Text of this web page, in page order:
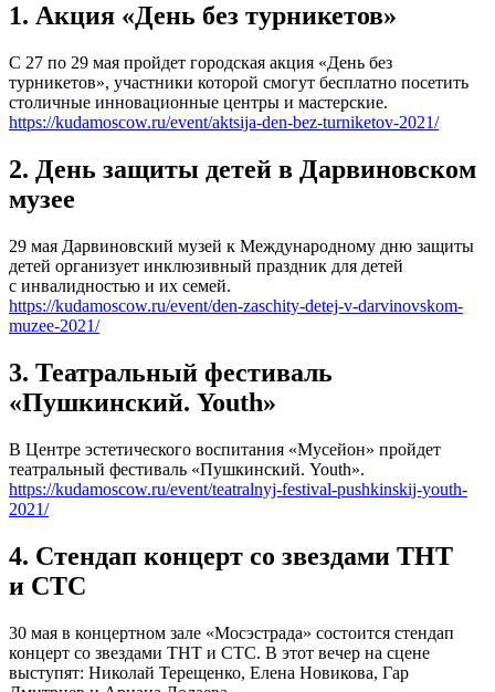
1. Акция «День без турникетов»
С 27 по 29 мая пройдет городская акция «День без
турникетов», участники которой смогут бесплатно посетить
столичные инновационные центры и мастерские.
https://kudamoscow.ru/event/aktsija-den-bez-turniketov-2021/
2. День защиты детей в Дарвиновском
музее
29 мая Дарвиновский музей к Международному дню защиты
детей организует инклюзивный праздник для детей
с инвалидностью и их семей.
https://kudamoscow.ru/event/den-zaschity-detej-v-darvinovskom-
muzee-2021/
3. Театральный фестиваль
«Пушкинский. Youth»
В Центре эстетического воспитания «Мусейон» пройдет
театральный фестиваль «Пушкинский. Youth».
https://kudamoscow.ru/event/teatralnyj-festival-pushkinskij-youth-
2021/
4. Стендап концерт со звездами ТНТ
и СТС
30 мая в концертном зале «Мосэстрада» состоится стендап
концерт со звездами ТНТ и СТС. В этот вечер на сцене
выступят: Николай Терещенко, Елена Новикова, Гар